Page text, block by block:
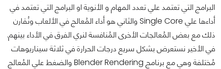
البرامج التي تعتمد علي تعدد المهام و الأنوية او البرامج التي تعتمد في
أداءها علي Single Core والثاني هو أداء المُعالج في الألعاب ونُقارن
ذلك مع بعض المُعالجات الأخرى المُنافسة لنري الفرق في الأداء بينهم.
في الأخير نستعرض بشكل سريع درجات الحرارة في ثلاثة سيناريوهات
مُختلفة وهي مع برنامج Blender Rendering والضغط علي المُعالج